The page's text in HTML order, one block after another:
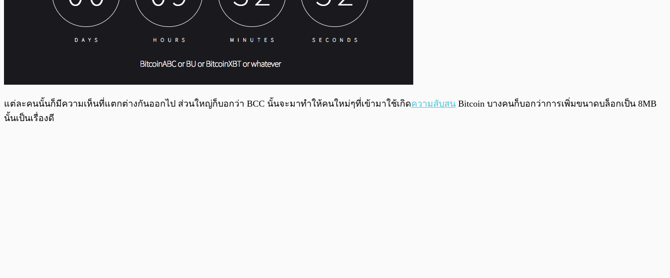
แต่ละคนนั้นก็มีความเห็นที่แตกต่างกันออกไป ส่วนใหญ่ก็บอกว่า BCC นั้นจะมาทำให้คนใหม่ๆที่เข้ามาใช้เกิดความสับสน Bitcoin บางคนก็บอกว่าการเพิ่มขนาดบล็อกเป็น 8MB
นั้นเป็นเรื่องดี